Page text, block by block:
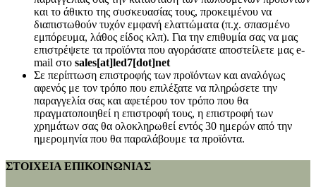
και το άθικτο της συσκευασίας τους, προκειμένου να
διαπιστωθούν τυχόν εμφανή ελαττώματα (π.χ. σπασμένο
εμπόρευμα, λάθος είδος κλπ). Για την επιθυμία σας να μας
επιστρέψετε τα προϊόντα που αγοράσατε αποστείλετε μας e-
mail στο sales[at]led7[dot]net
Σε περίπτωση επιστροφής των προϊόντων και αναλόγως
αφενός με τον τρόπο που επιλέξατε να πληρώσετε την
παραγγελία σας και αφετέρου τον τρόπο που θα
πραγματοποιηθεί η επιστροφή τους, η επιστροφή των
χρημάτων σας θα ολοκληρωθεί εντός 30 ημερών από την
ημερομηνία που θα παραλάβουμε τα προϊόντα.
ΣΤΟΙΧΕΙΑ ΕΠΙΚΟΙΝΩΝΙΑΣ